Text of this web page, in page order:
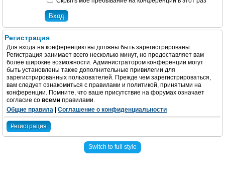
Регистрация
Для входа на конференцию вы должны быть зарегистрированы.
Регистрация занимает всего несколько минут, но предоставляет вам
более широкие возможности. Администратором конференции могут
быть установлены также дополнительные привилегии для
зарегистрированных пользователей. Прежде чем зарегистрироваться,
вам следует ознакомиться с правилами и политикой, принятыми на
конференции. Помните, что ваше присутствие на форумах означает
согласие со всеми правилами.
Общие правила
Соглашение о конфиденциальности
Регистрация
Switch to full style